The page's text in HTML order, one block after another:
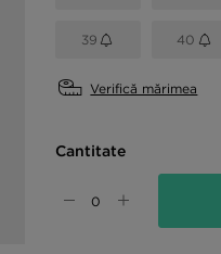
39 40
Verifică mărimea
Cantitate